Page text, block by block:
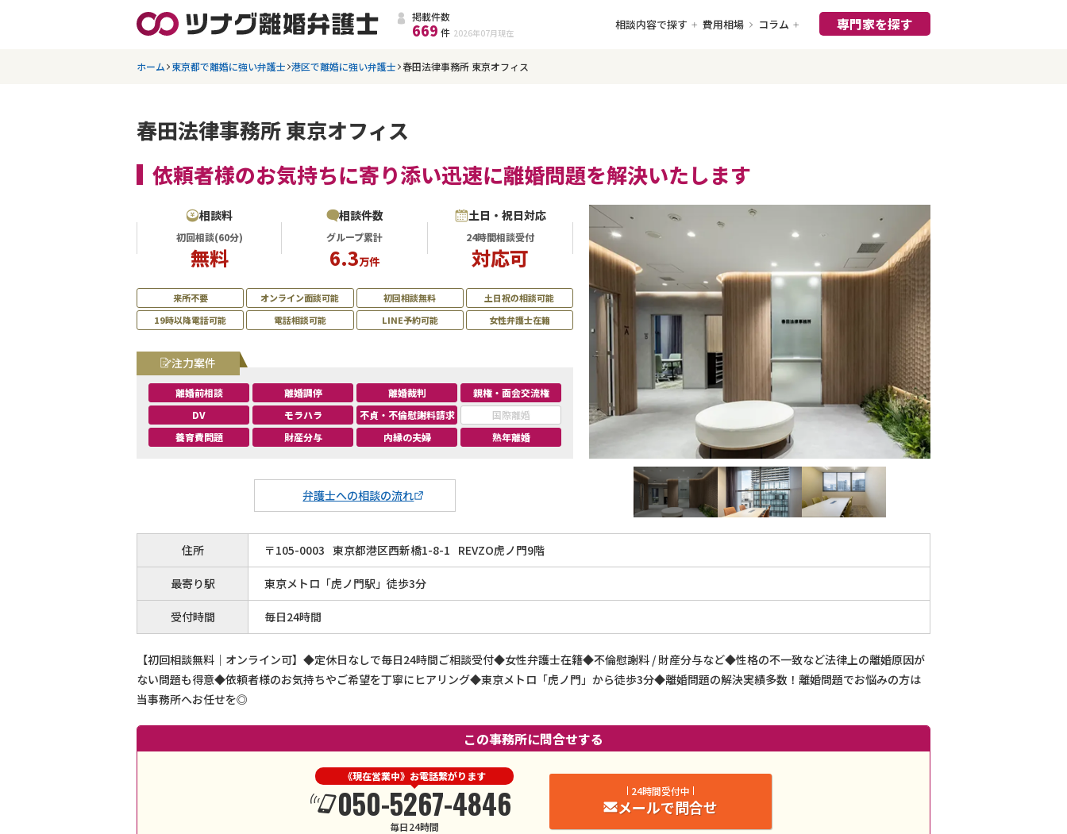
掲載件数
669 件 2026年07月 現在
相談内容で探す 費用相場 コラム 専門家を探す
ホーム 東京都で離婚に強い弁護士 港区で離婚に強い弁護士 春田法律事務所 東京オフィス
春田法律事務所 東京オフィス
依頼者様のお気持ちに寄り添い迅速に離婚問題を解決いたします
相談料
初回相談(60分)
無料
相談件数
グループ累計
6.3万件
土日・祝日対応
24時間相談受付
対応可
来所不要 オンライン面談可能 初回相談無料
土日祝の相談可能
19時以降電話可能
電話相談可能 LINE予約可能 女性弁護士在籍
弁護士への相談の流れ
注力案件
離婚前相談 離婚調停 離婚裁判
親権・面会交流権
DV
モラハラ 不貞・不倫慰謝料請求
国際離婚
養育費問題
財産分与 内縁の夫婦 熟年離婚
住所 〒105-0003 東京都港区西新橋1-8-1 REVZO虎ノ門9階
最寄り駅 東京メトロ「虎ノ門駅」徒歩3分
受付時間 毎日24時間
【初回相談無料｜オンライン可】◆定休日なしで毎日24時間ご相談受付◆女性弁護士在籍◆不倫慰謝料 / 財産分与など◆性格の不一致など法律上の離婚原因が
ない問題も得意◆依頼者様のお気持ちやご希望を丁寧にヒアリング◆東京メトロ「虎ノ門」から徒歩3分◆離婚問題の解決実績多数！離婚問題でお悩みの方は
当事務所へお任せを◎
この事務所に問合せする
《現在営業中》お電話繋がります
050-5267-4846
毎日24時間
24時間受付中
メールで問合せ